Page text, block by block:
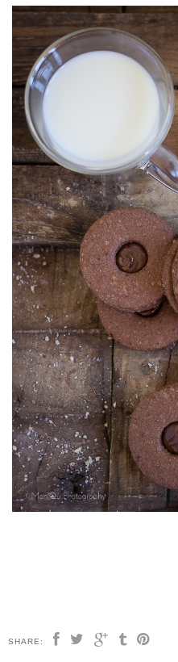
SHARE: